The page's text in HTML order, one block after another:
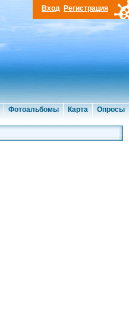
Фотоальбомы Карта Опросы
Вход Регистрация